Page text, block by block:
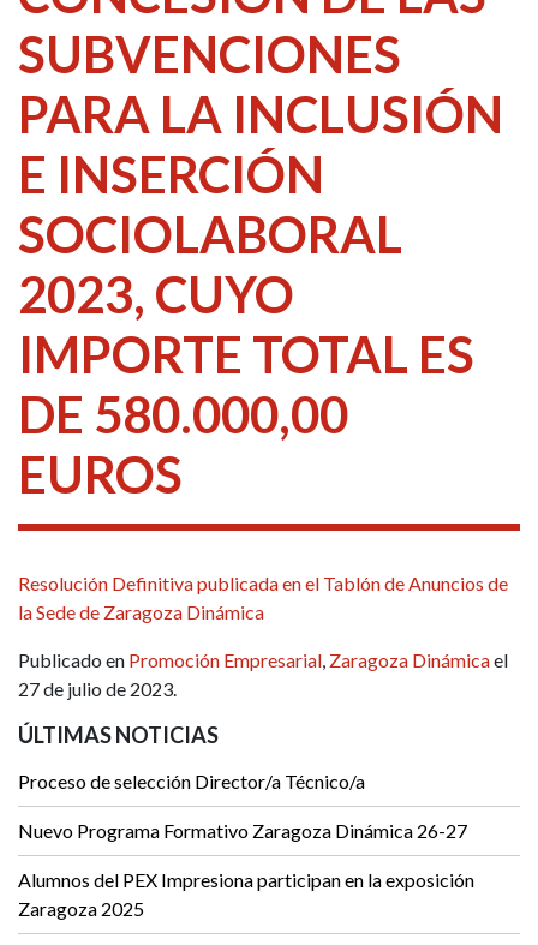
SUBVENCIONES
PARA LA INCLUSIÓN
E INSERCIÓN
SOCIOLABORAL
2023, CUYO
IMPORTE TOTAL ES
DE 580.000,00
EUROS
Resolución Definitiva publicada en el Tablón de Anuncios de
la Sede de Zaragoza Dinámica
Publicado en Promoción Empresarial, Zaragoza Dinámicael
27 de julio de 2023.
ÚLTIMAS NOTICIAS
Proceso de selección Director/a Técnico/a
Nuevo Programa Formativo Zaragoza Dinámica 26-27
Alumnos del PEX Impresiona participan en la exposición
Zaragoza 2025